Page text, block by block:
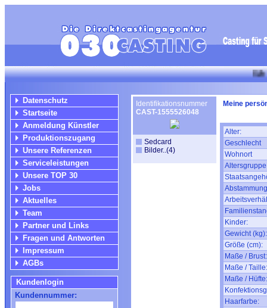
Wir suchen
Datenschutz
Startseite
Anmeldung Künstler
Produktionszugang
Unsere Referenzen
Serviceleistungen
Unsere TOP 30
Jobs
Aktuelles
Team
Partner und Links
Fragen und Antworten
Impressum
AGBs
Kundenlogin
Kundennummer:
Identifikationsnummer
CAST-1555526048
Sedcard
Bilder..(4)
Meine
Alter:
Geschlecht
Wohnort
Altersgruppe
Kinder:
Gewicht (kg):
Größe (cm):
Maße / Brust:
Maße / Taille:
Maße / Hüfte:
Haarfarbe: